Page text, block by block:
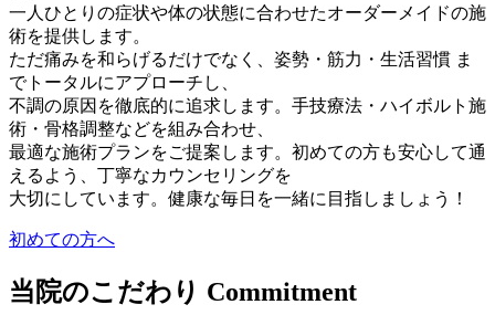
一人ひとりの症状や体の状態に合わせたオーダーメイドの施
術を提供します。
ただ痛みを和らげるだけでなく、姿勢・筋力・生活習慣 ま
でトータルにアプローチし、
不調の原因を徹底的に追求します。手技療法・ハイボルト施
術・骨格調整などを組み合わせ、
最適な施術プランをご提案します。初めての方も安心して通
えるよう、丁寧なカウンセリングを
大切にしています。健康な毎日を一緒に目指しましょう！
初めての方へ
当院のこだわり Commitment